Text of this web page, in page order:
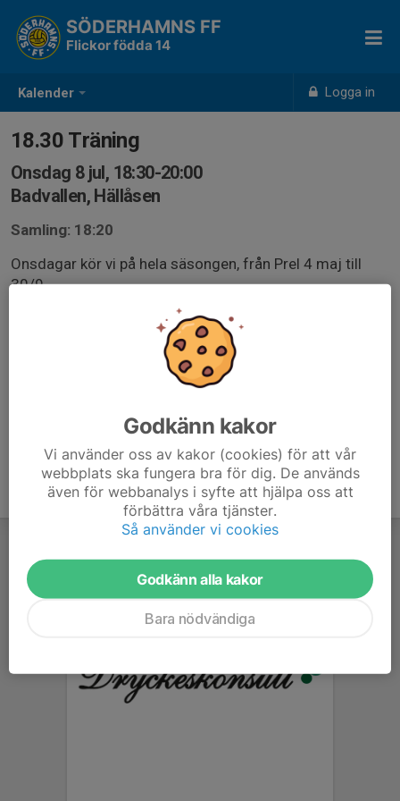
Kalender Logga in
SÖDERHAMNS FF
Flickor födda 14
18.30 Träning
Onsdag 8 jul, 18:30-20:00
Badvallen, Hällåsen
Samling: 18:20
Onsdagar kör vi på hela säsongen, från Prel 4 maj till
30/9.
Å som alltid - hjälp oss genom att svara på kallelserna.
Godkänn kakor
Vi använder oss av kakor (cookies) för att vår
webbplats ska fungera bra för dig. De används
även för webbanalys i syfte att hjälpa oss att
förbättra våra tjänster.
Så använder vi cookies
Godkänn alla kakor
Bara nödvändiga